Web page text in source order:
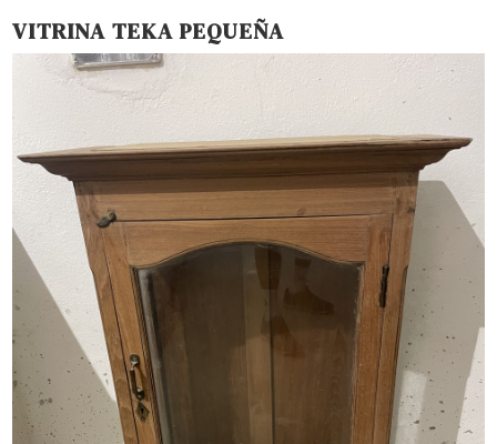
VITRINA TEKA PEQUEÑA